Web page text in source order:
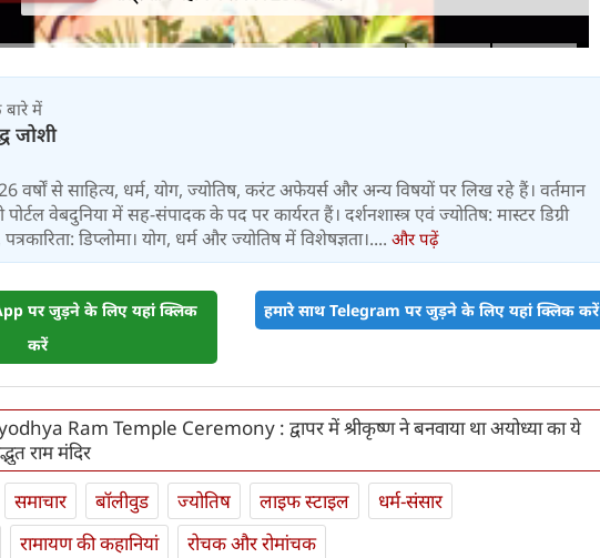
में
जोशी
26 वर्षों से साहित्य, धर्म, योग, ज्योतिष, करंट अफेयर्स और अन्य विषयों पर लिख रहे हैं। वर्तमान
वेबदुनिया में सह-संपादक के पद पर कार्यरत हैं। दर्शनशास्त्र एवं ज्योतिष: मास्टर डिग्री
डिप्लोमा। योग, धर्म और ज्योतिष में विशेषज्ञता।.... और पढ़ें
पर जुड़ने के लिए यहां क्लिक
करें
हमारे साथ Telegram पर जुड़ने के लिए यहां क्लिक करें
Ram Temple Ceremony : द्वापर में श्रीकृष्‍ण ने बनवाया था अयोध्या का ये
राम मंदिर
समाचार बॉलीवुड ज्योतिष लाइफ स्‍टाइल
धर्म-संसार
रामायण की कहानियां रोचक और रोमांचक